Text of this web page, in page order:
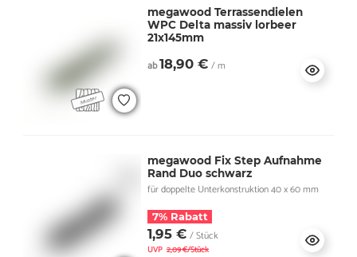
megawood Terrassendielen
WPC Delta massiv lorbeer
21x145mm
ab18,90 € / m
megawood Fix Step Aufnahme
Rand Duo schwarz
für doppelte Unterkonstruktion 40 x 60 mm
7% Rabatt
1,95 € / Stück
UVP 2,09 €/Stück